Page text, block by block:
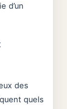
d’un
des
quels